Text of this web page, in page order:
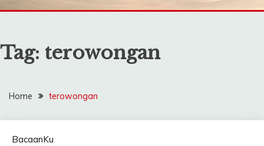
Tag: terowongan
Home terowongan
BacaanKu